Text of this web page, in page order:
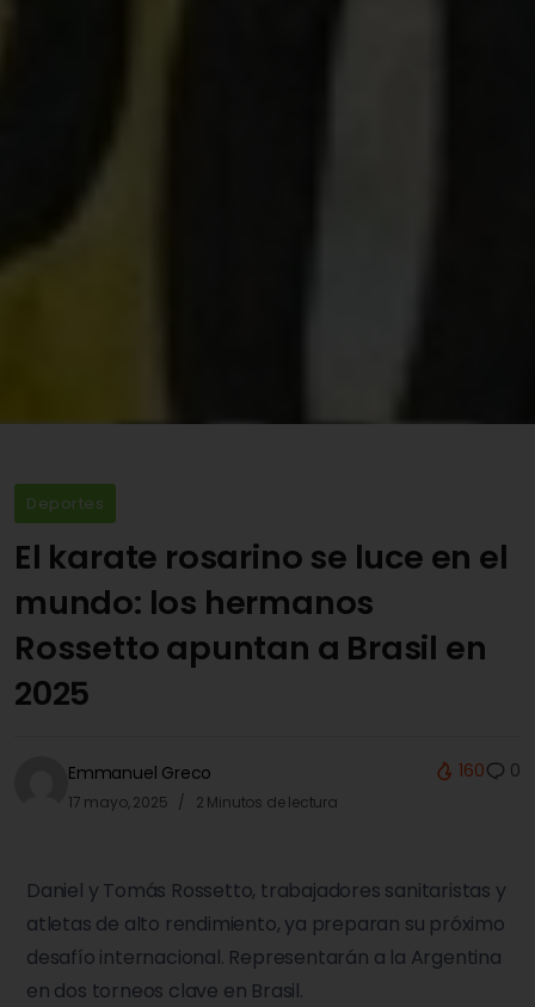
Deportes
El karate rosarino se luce en el
mundo: los hermanos
Rossetto apuntan a Brasil en
2025
Emmanuel Greco
17 mayo, 2025 2 Minutos de lectura
160 0
Daniel y Tomás Rossetto, trabajadores sanitaristas y
atletas de alto rendimiento, ya preparan su próximo
desafío internacional. Representarán a la Argentina
en dos torneos clave en Brasil.